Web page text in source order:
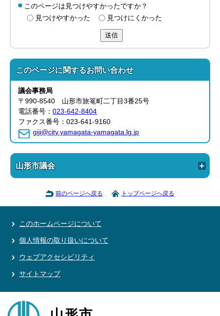
このページは見つけやすかったですか？
見つけやすかった
見つけにくかった
送信
このページに関するお問い合わせ
議会事務局
〒990-8540 山形市旅篭町二丁目3番25号
電話番号：023-642-8404
ファクス番号：023-641-9160
giji@city.yamagata-yamagata.lg.jp
山形市議会
前のページへ戻る トップページへ戻る
このホームページについて
個人情報の取り扱いについて
ウェブアクセシビリティ
サイトマップ